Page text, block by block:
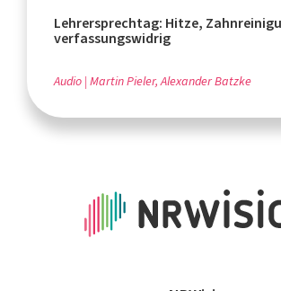
Lehrersprechtag: Hitze,
verfassungswidrig
Audio Martin Pieler, Alexander Batzke